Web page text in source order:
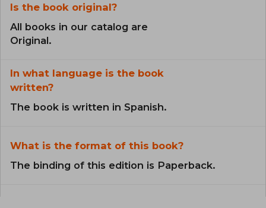
Is the book original?
All books in our catalog are
Original.
In what language is the book
written?
The book is written in Spanish.
What is the format of this book?
The binding of this edition is Paperback.